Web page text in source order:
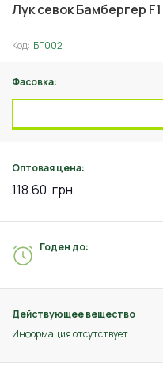
Лук севок Бамбергер
Код: БГ002
Фасовка:
Оптовая цена:
118.60 грн
Действующее вещество
Информация отсутствует
Годен до: